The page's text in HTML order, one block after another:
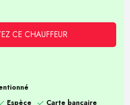
CE CHAUFFEUR
Espèce
Carte bancaire